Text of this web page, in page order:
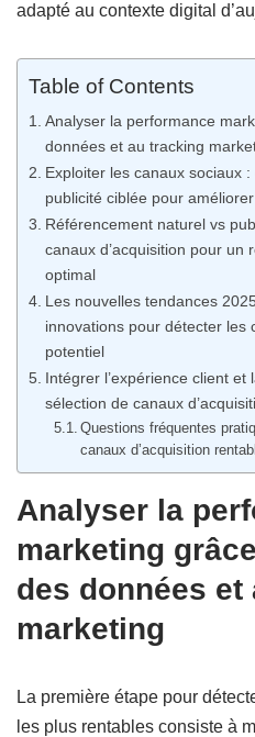
adapté au contexte digital
Table of Contents
Analyser la performance
données et au tracking
Exploiter les canaux sociaux
publicité ciblée pour
Référencement naturel vs
canaux d’acquisition pour un
optimal
Les nouvelles tendances
innovations pour détecter les
potentiel
Intégrer l’expérience client et
sélection de canaux
Questions fréquentes
canaux d’acquisition
Analyser la
marketing
des données et
marketing
La première étape pour
les plus rentables consiste à